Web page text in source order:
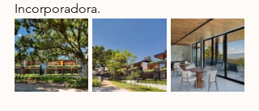
Incorporadora.